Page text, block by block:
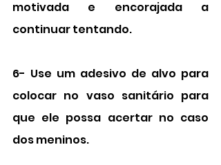
motivada e encorajada a
continuar tentando.
6- Use um adesivo de alvo para
colocar no vaso sanitário para
que ele possa acertar no caso
dos meninos.